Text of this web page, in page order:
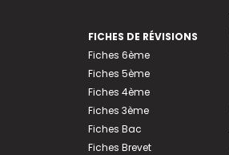
FICHES DE RÉVISIONS
Fiches 6ème
Fiches 5ème
Fiches 4ème
Fiches 3ème
Fiches Bac
Fiches Brevet